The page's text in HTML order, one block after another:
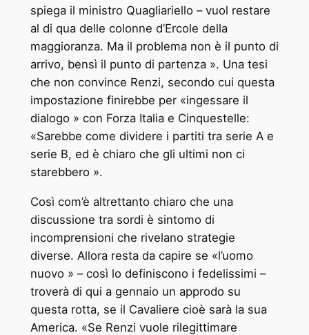
spiega il ministro Quagliariello – vuol restare
al di qua delle colonne d’Ercole della
maggioranza. Ma il problema non è il punto di
arrivo, bensì il punto di partenza ». Una tesi
che non convince Renzi, secondo cui questa
impostazione finirebbe per «ingessare il
dialogo » con Forza Italia e Cinquestelle:
«Sarebbe come dividere i partiti tra serie A e
serie B, ed è chiaro che gli ultimi non ci
starebbero ».
Così com’è altrettanto chiaro che una
discussione tra sordi è sintomo di
incomprensioni che rivelano strategie
diverse. Allora resta da capire se «l’uomo
nuovo » – così lo definiscono i fedelissimi –
troverà di qui a gennaio un approdo su
questa rotta, se il Cavaliere cioè sarà la sua
America. «Se Renzi vuole rilegittimare